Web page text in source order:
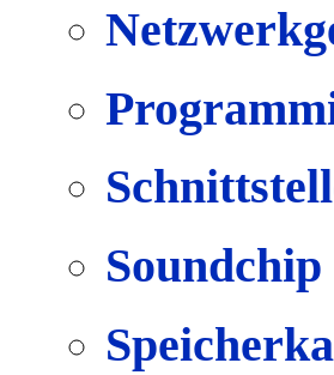
Soundchip